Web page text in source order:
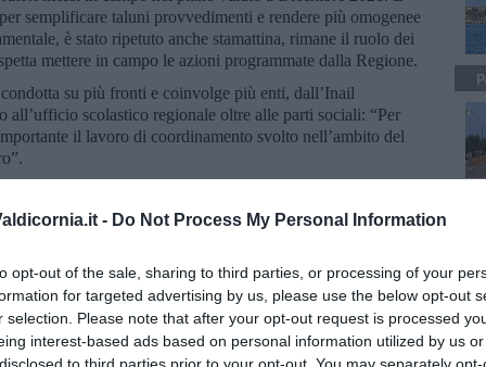
- Do Not Process My Personal Information
opt-out of the sale, sharing to third parties, or processing of your
for targeted advertising by us, please use the below opt-out
selection. Please note that after your opt-out request is processed
interest-based ads based on personal information utilized by us
to third parties prior to your opt-out. You may separately
semplificare taluni provvedimenti e rendere più omogenee
è stato ripetuto anche stamattina, rimane il ruolo dei
mettere in campo le azioni programmate dalla Regione.
su più fronti e coinvolge più enti, dall’Inail
scolastico regionale oltre alle parti sociali: “Per
il lavoro di coordinamento svolto nell’ambito del
la tutela e la sicurezza dei riders. Si è parlato della
muscolo-scheletrico e per esposizione al rischio
versiliese, per la sicurezza del porto di Livorno o,
ha visto da un po’ di anni controlli, ispezioni e azioni di
a conduzione straniera.
di indirizzo emanate dalla Regione per potenziare l’attività di